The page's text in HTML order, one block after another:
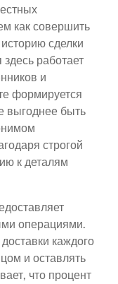
как совершить
сделки
работает
и
формируется
выгоднее быть
строгой
к деталям
операциями.
каждого
и оставлять
что процент